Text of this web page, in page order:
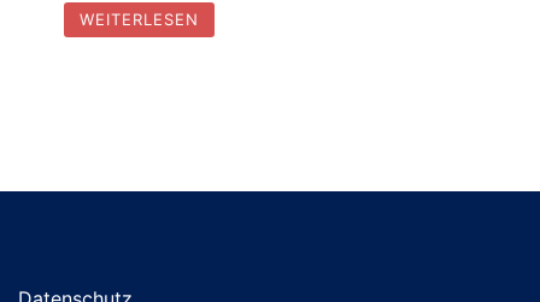
WEITERLESEN